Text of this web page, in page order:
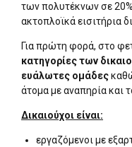
των πολυτέκνων σε
ακτοπλοϊκά εισιτήρια
Για πρώτη φορά, στο
κατηγορίες των
ευάλωτες ομάδες
άτομα με αναπηρία και
Δικαιούχοι είναι:
εργαζόμενοι με